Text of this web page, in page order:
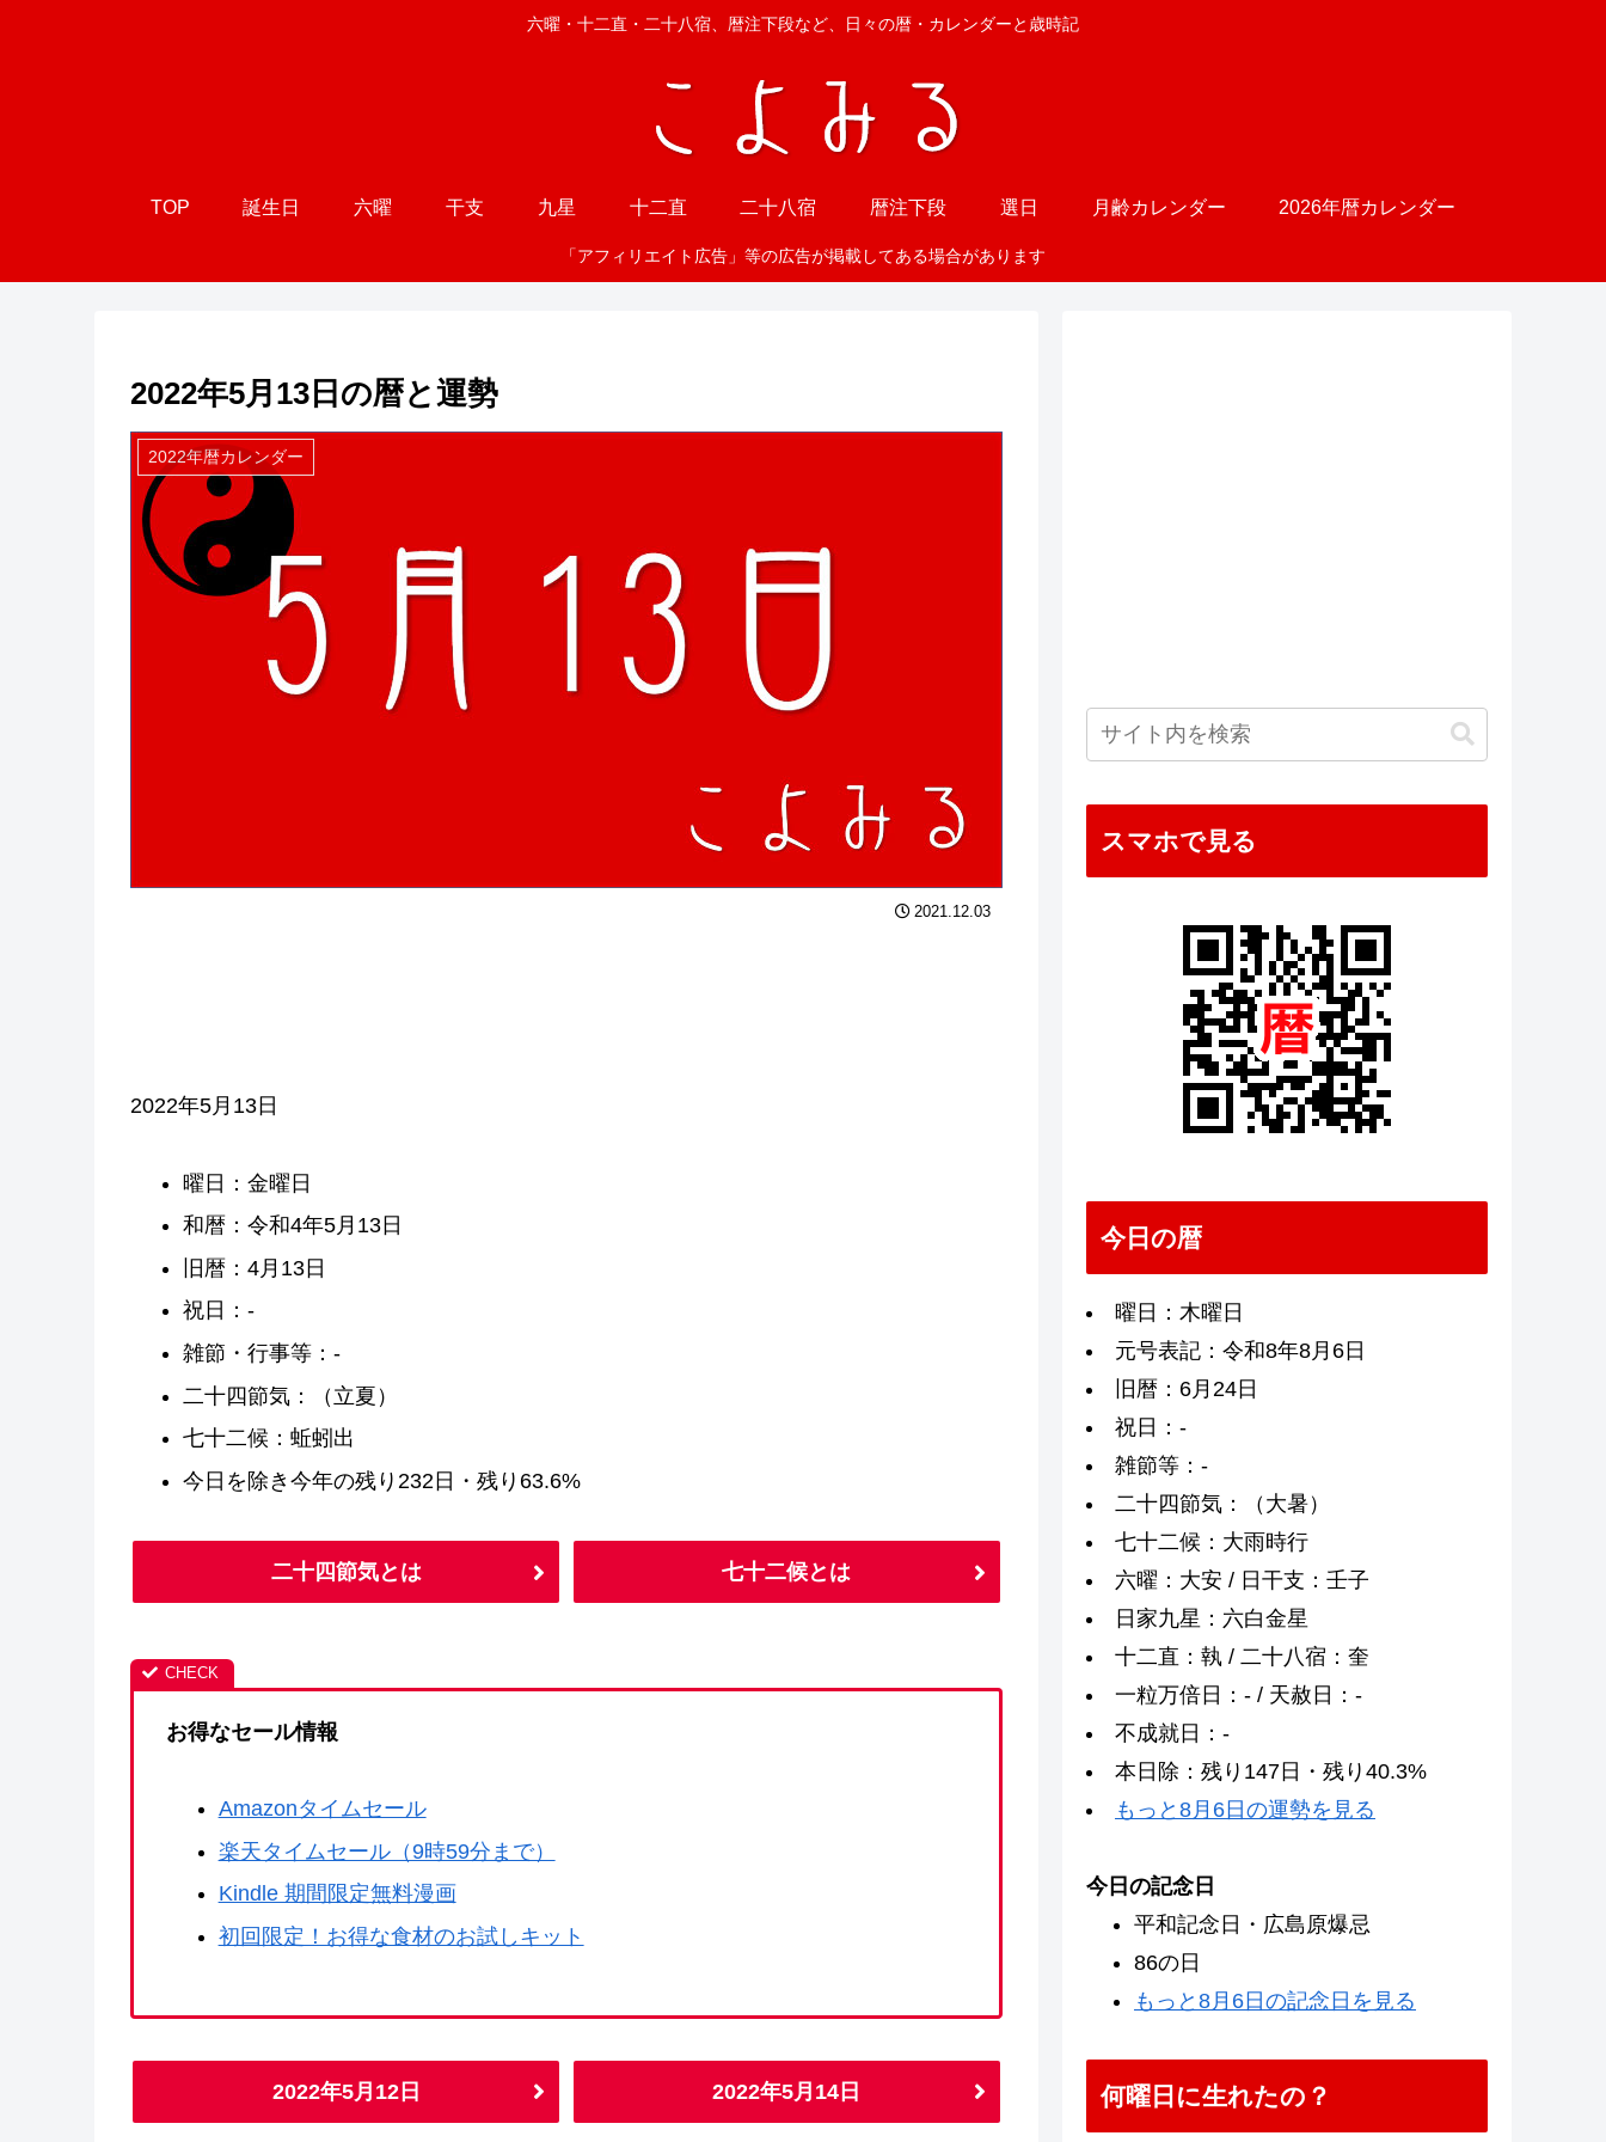
六曜・十二直・二十八宿、暦注下段など、日々の暦・カレンダーと歳時記
TOP 誕生日 六曜 干支 九星 十二直 二十八宿 暦注下段 選日 月齢カレンダー 2026年暦カレンダー
「アフィリエイト広告」等の広告が掲載してある場合があります
2022年5月13日の暦と運勢
2022年暦カレンダー
2021.12.03
2022年5月13日
曜日：金曜日
和暦：令和4年5月13日
旧暦：4月13日
祝日：-
雑節・行事等：-
二十四節気：（立夏）
七十二候：蚯蚓出
今日を除き今年の残り232日・残り63.6%
二十四節気とは 七十二候とは
お得なセール情報
Amazonタイムセール
楽天タイムセール（9時59分まで）
Kindle 期間限定無料漫画
初回限定！お得な食材のお試しキット
2022年5月12日 2022年5月14日
スマホで見る
今日の暦
曜日：木曜日
元号表記：令和8年8月6日
旧暦：6月24日
祝日：-
雑節等：-
二十四節気：（大暑）
七十二候：大雨時行
六曜：大安 / 日干支：壬子
日家九星：六白金星
十二直：執 / 二十八宿：奎
一粒万倍日：- / 天赦日：-
不成就日：-
本日除：残り147日・残り40.3%
もっと8月6日の運勢を見る
今日の記念日
平和記念日・広島原爆忌
86の日
もっと8月6日の記念日を見る
何曜日に生れたの？